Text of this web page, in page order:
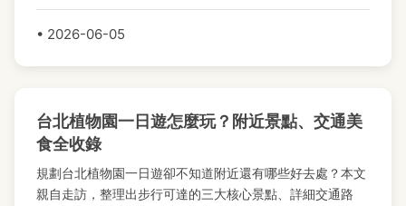
• 2026-06-05
台北植物園一日遊怎麼玩？附近景點、交通美
食全收錄
規劃台北植物園一日遊卻不知道附近還有哪些好去處？本文
親自走訪，整理出步行可達的三大核心景點、詳細交通路